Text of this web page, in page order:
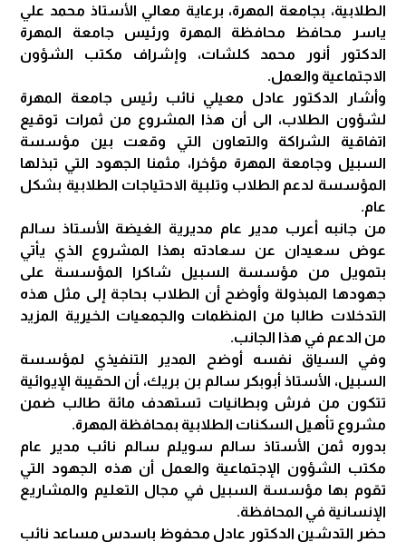
الطلابية، بجامعة المهرة، برعاية معالي الأستاذ محمد علي
ياسر محافظ محافظة المهرة ورئيس جامعة المهرة
الدكتور أنور محمد كلشات، وإشراف مكتب الشؤون
الاجتماعية والعمل.
وأشار الدكتور عادل معيلي نائب رئيس جامعة المهرة
لشؤون الطلاب، الى أن هذا المشروع من ثمرات توقيع
اتفاقية الشراكة والتعاون التي وقعت بين مؤسسة
السبيل وجامعة المهرة مؤخرا، مثمنا الجهود التي تبذلها
المؤسسة لدعم الطلاب وتلبية الاحتياجات الطلابية بشكل
عام.
من جانبه أعرب مدير عام مديرية الغيضة الأستاذ سالم
عوض سعيدان عن سعادته بهذا المشروع الذي يأتي
بتمويل من مؤسسة السبيل شاكرا المؤسسة على
جهودها المبذولة وأوضح أن الطلاب بحاجة إلى مثل هذه
التدخلات طالبا من المنظمات والجمعيات الخيرية المزيد
من الدعم في هذا الجانب.
وفي السياق نفسه أوضح المدير التنفيذي لمؤسسة
السبيل، الأستاذ أبوبكر سالم بن بريك، أن الحقيبة الإيوائية
تتكون من فرش وبطانيات تستهدف مائة طالب ضمن
مشروع تأهيل السكنات الطلابية بمحافظة المهرة.
بدوره ثمن الأستاذ سالم سويلم سالم نائب مدير عام
مكتب الشؤون الإجتماعية والعمل أن هذه الجهود التي
تقوم بها مؤسسة السبيل في مجال التعليم والمشاريع
الإنسانية في المحافظة.
حضر التدشين الدكتور عادل محفوظ باسدس مساعد نائب